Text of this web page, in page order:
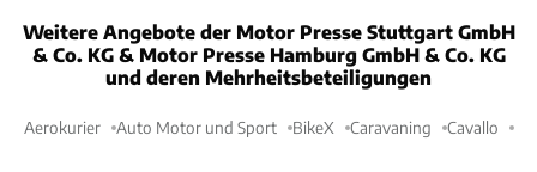
Weitere Angebote der Motor Presse Stuttgart GmbH
& Co. KG & Motor Presse Hamburg GmbH & Co. KG
und deren Mehrheitsbeteiligungen
Aerokurier Auto Motor und Sport BikeX Caravaning Cavallo